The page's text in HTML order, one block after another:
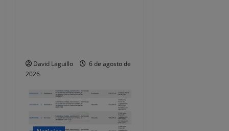
David Laguillo
6 de agosto de
2026